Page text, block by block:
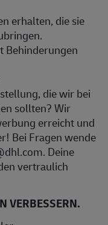
erhalten, die sie
Behinderungen
die wir bei
sollten? Wir
erreicht und
Bei Fragen wende
Deine
vertraulich
VERBESSERN.